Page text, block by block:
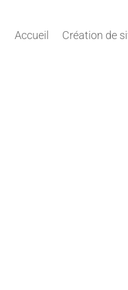
Accueil Création de